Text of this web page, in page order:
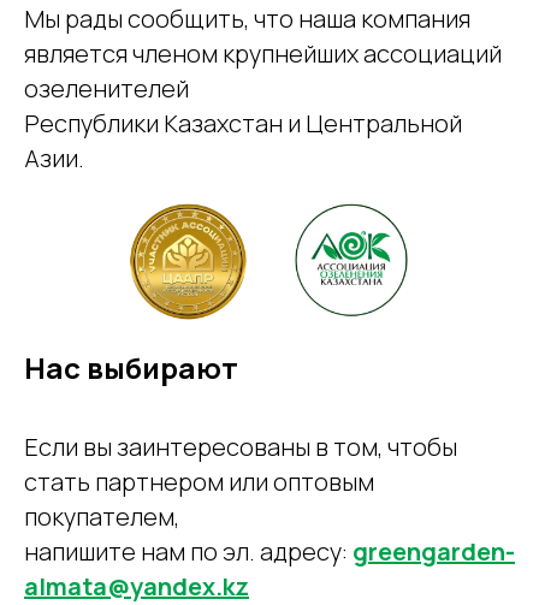
Мы рады сообщить, что наша компания
является членом крупнейших ассоциаций
озеленителей
Республики Казахстан и Центральной
Азии.
Нас выбирают
Если вы заинтересованы в том, чтобы
стать партнером или оптовым
покупателем,
напишите нам по эл. адресу: greengarden-
almata@yandex.kz